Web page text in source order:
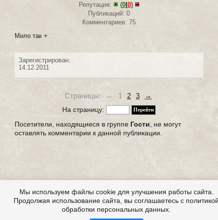
Репутация:
(0| 0)
Публикаций: 0
Комментариев: 75
Мило так +
Зарегистрирован:
14.12.2011
Страницы: ← 1 2 3 →
На страницу:
Посетители, находящиеся в группе Гости , не могут
оставлять комментарии к данной публикации.
Мы используем файлы cookie для улучшения работы сайта.
Продолжая использование сайта, вы соглашаетесь с
обработки персональных данных.